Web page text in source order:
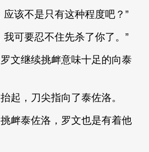
应该不是只有这种程度吧？”
我可要忍不住先杀了你了。”
文继续挑衅意味十足的向泰
起，刀尖指向了泰佐洛。
衅泰佐洛，罗文也是有着他